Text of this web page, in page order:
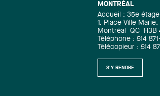
MONTRÉAL
Accueil : 35e étage
1, Place Ville
Montréal
QC
H3B
Téléphone : 514
Télécopieur : 514
S'Y RENDRE